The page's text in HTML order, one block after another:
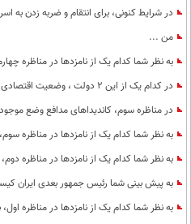
در شرایط کنونی، برای انتقام و ضربه زدن به
من ...
به نظر شما کدام یک از نامزدها در مناظره
در کدام یک از این 2 دولت ، وضعیت اقتصادی مردم، سیاست داخلی و روابط بین المللی ایران بهتر بود؟
در مناظره سوم، کاندیداهای مدافع وضع
به نظر شما کدام یک از نامزدها در مناظره
به نظر شما کدام یک از نامزدها در مناظره
به پیش بینی شما رئیس جمهور بعدی ایران
به نظر شما کدام یک از نامزدها در مناظره